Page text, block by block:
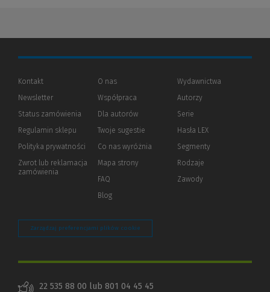
Kontakt
Newsletter
Status zamówienia
Regulamin sklepu
Polityka prywatności (Nowe
(Link
innej
Zwrot lub reklamacja
zamówienia
O nas
Współpraca
Dla autorów(Nowe
(Link
innej
strony)
Twoje sugestie
Co nas wyróżnia
Mapa strony
FAQ
Blog
Wydawnictwa
Autorzy
Serie
Hasła LEX
Segmenty
Rodzaje
Zawody
Zarządzaj preferencjami plików cookie
22 535 88 00 lub 801 04 45 45